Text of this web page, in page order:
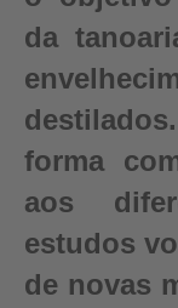
da
forma
aos
estudos
de novas